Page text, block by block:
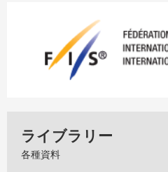
ライブラリー
各種資料